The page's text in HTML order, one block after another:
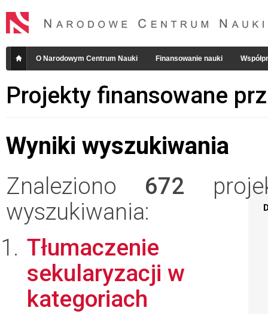
O Narodowym Centrum Nauki Finansowanie nauki
Projekty finansowane
Wyniki wyszukiwania
Znaleziono 672
wyszukiwania:
Tłumaczenie
sekularyzacji w
kategoriach